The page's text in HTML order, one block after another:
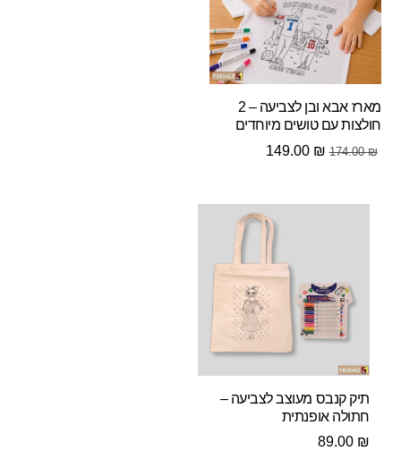
מארז אבא ובן לצביעה – 2
חולצות עם טושים מיוחדים
174.00₪
המחיר
149.00 ₪
149.00 ₪.
תיק קנבס מעוצב לצביעה –
חתולה אופנתית
89.00 ₪